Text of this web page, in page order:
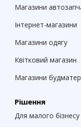
Магазини
Інтернет-магазини
Магазини одягу
Квітковий магазин
Магазини
Рішення
Для малого бізнесу